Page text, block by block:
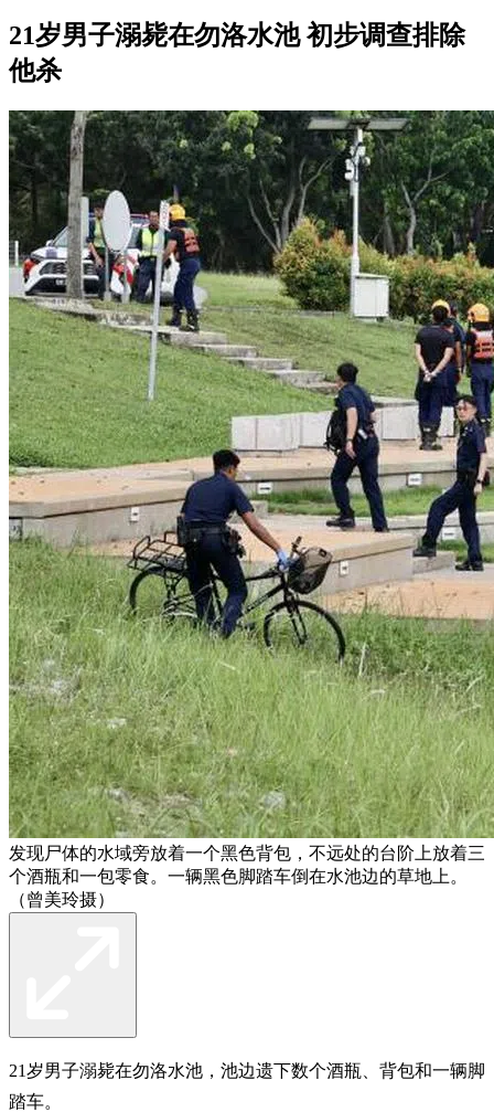
21岁男子溺毙在勿洛水池 初步调查排除
他杀
发现尸体的水域旁放着一个黑色背包，不远处的台阶上放着三
个酒瓶和一包零食。一辆黑色脚踏车倒在水池边的草地上。
（曾美玲摄）
21岁男子溺毙在勿洛水池，池边遗下数个酒瓶、背包和一辆脚
踏车。